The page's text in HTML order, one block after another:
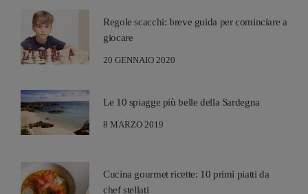
Regole scacchi: breve guida per cominciare a
giocare
20 GENNAIO 2020
Le 10 spiagge più belle della Sardegna
8 MARZO 2019
Cucina gourmet ricette: 10 primi piatti da
chef stellati